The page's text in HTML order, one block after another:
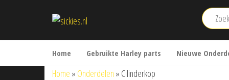
Home Gebruikte Harley parts Nieuwe
Home » Onderdelen » Cilinderkop